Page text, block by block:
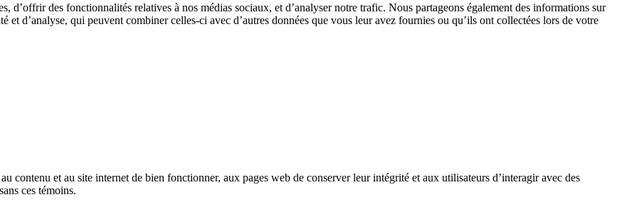
d’offrir des fonctionnalités relatives à nos médias sociaux, et d’analyser notre trafic. Nous partageons également des informations sur
et d’analyse, qui peuvent combiner celles-ci avec d’autres données que vous leur avez fournies ou qu’ils ont collectées lors de votre
contenu et au site internet de bien fonctionner, aux pages web de conserver leur intégrité et aux utilisateurs d’interagir avec des
ces témoins.